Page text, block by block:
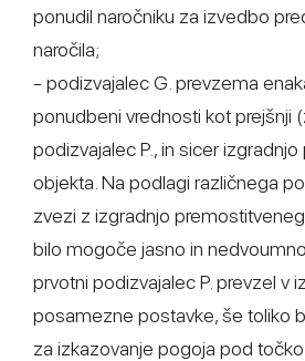
ponudil naročniku za izvedbo
naročila;
- podizvajalec G. prevzema
ponudbeni vrednosti kot prejšnji
podizvajalec P., in sicer
objekta. Na podlagi različnega
zvezi z izgradnjo
bilo mogoče jasno in
prvotni podizvajalec P. prevzel v
posamezne postavke, še toliko
za izkazovanje pogoja pod